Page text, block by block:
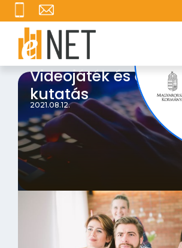
Videojáték és e-sport
kutatás
2021.08.12.